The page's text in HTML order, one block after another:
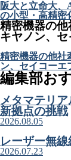
阪大と立命大
の小型・高精密
精密機器の
キヤノン、
精密機器の他
ン、セイコーエ
編集部お
メタマテリ
新拠点の挑戦
2026.08.05
レーザー無
2026.07.23